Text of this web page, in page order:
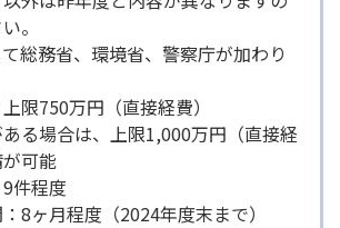
。
総務省、環境省、警察庁が加わり
限750万円（直接経費）
る場合は、上限1,000万円（直接経
可能
件程度
8ヶ月程度（2024年度末まで）